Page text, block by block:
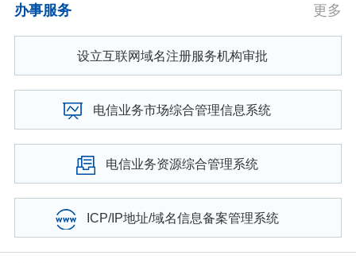
办事服务 更多
设立互联网域名注册服务机构审批
电信业务市场综合管理信息系统
电信业务资源综合管理系统
ICP/IP地址/域名信息备案管理系统